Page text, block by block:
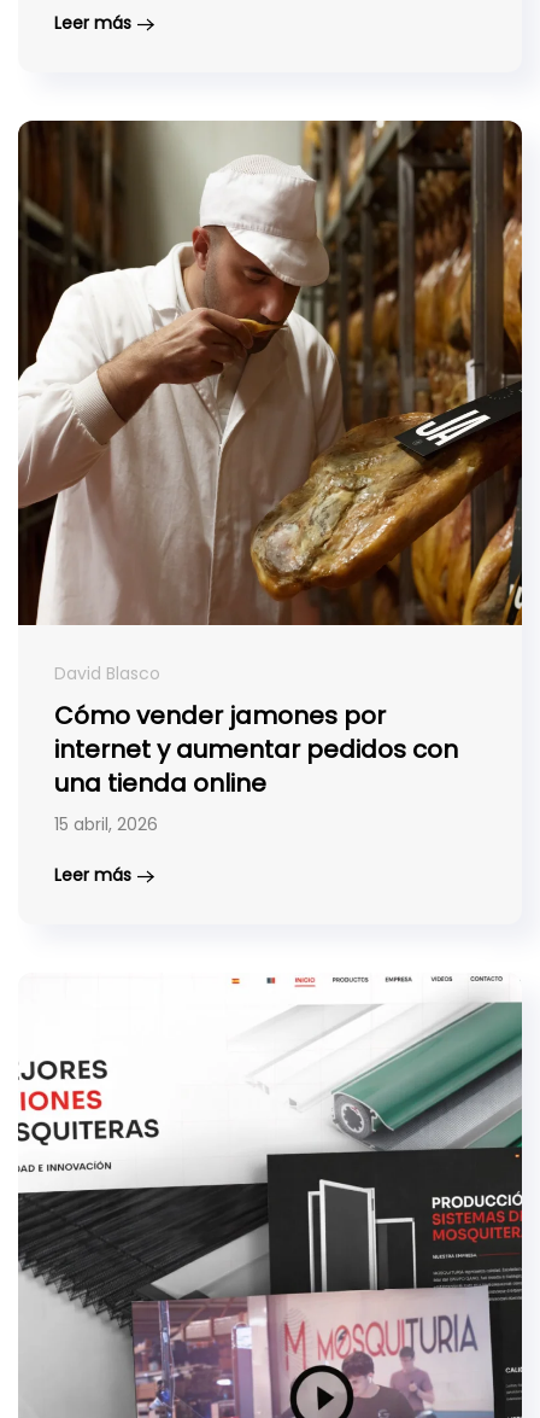
Leer más
David Blasco
Cómo vender jamones por
internet y aumentar pedidos con
una tienda online
15 abril, 2026
Leer más